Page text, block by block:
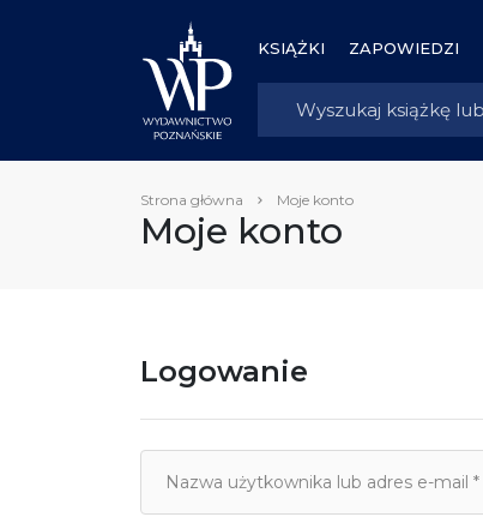
KSIĄŻKI ZAPOWIEDZI
Strona główna Moje konto
Moje konto
Logowanie